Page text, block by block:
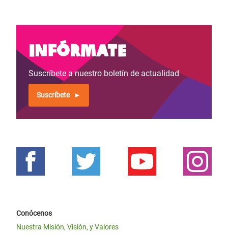
Infórmate
Suscríbete a nuestro boletín de actualidad
Suscríbete
Conócenos
Nuestra Misión, Visión, y Valores